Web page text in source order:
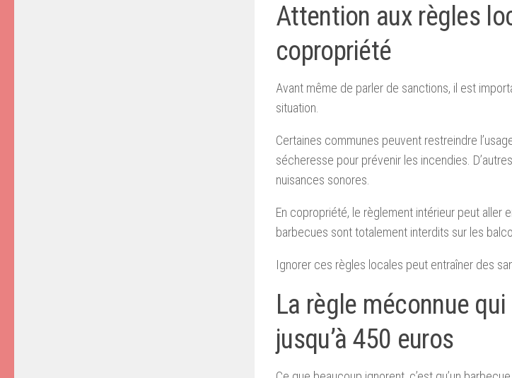
Attention aux règles
copropriété
Avant même de parler de sanctions, il est
situation.
Certaines communes peuvent restreindre
sécheresse pour prévenir les incendies.
nuisances sonores.
En copropriété, le règlement intérieur peut aller
barbecues sont totalement interdits sur les
Ignorer ces règles locales peut entraîner des
La règle méconnue
jusqu’à 450 euros